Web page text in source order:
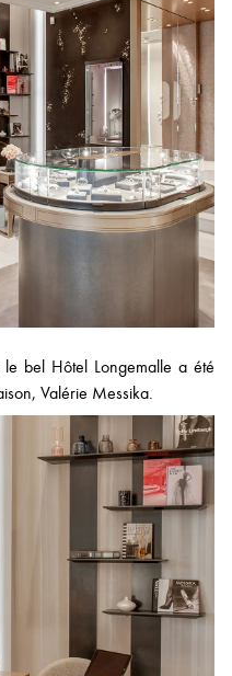
bel Hôtel Longemalle a été
Valérie Messika.